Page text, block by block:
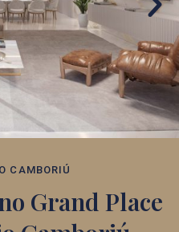
CAMBORIÚ
Grand Place